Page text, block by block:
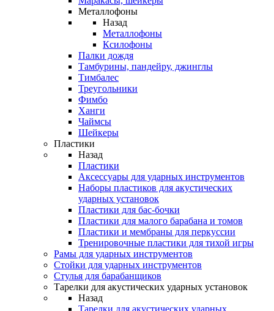
Металлофоны
Назад
Металлофоны
Ксилофоны
Палки дождя
Тамбурины, пандейру, джинглы
Тимбалес
Треугольники
Фимбо
Ханги
Чаймсы
Шейкеры
Пластики
Назад
Пластики
Аксессуары для ударных инструментов
Наборы пластиков для акустических
ударных установок
Пластики для бас-бочки
Пластики для малого барабана и томов
Пластики и мембраны для перкуссии
Тренировочные пластики для тихой игры
Рамы для ударных инструментов
Стойки для ударных инструментов
Стулья для барабанщиков
Тарелки для акустических ударных установок
Назад
Тарелки для акустических ударных